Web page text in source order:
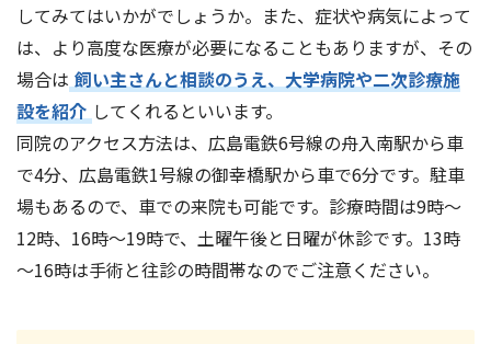
してみてはいかがでしょうか。また、症状や病気によって
は、より高度な医療が必要になることもありますが、その
場合は 飼い主さんと相談のうえ、大学病院や二次診療施
設を紹介 してくれるといいます。
同院のアクセス方法は、広島電鉄6号線の舟入南駅から車
で4分、広島電鉄1号線の御幸橋駅から車で6分です。駐車
場もあるので、車での来院も可能です。診療時間は9時～
12時、16時～19時で、土曜午後と日曜が休診です。13時
～16時は手術と往診の時間帯なのでご注意ください。